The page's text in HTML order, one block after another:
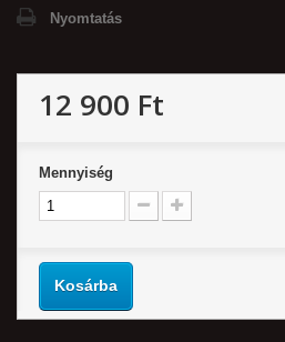
Nyomtatás
12 900 Ft‎
Mennyiség
Kosárba